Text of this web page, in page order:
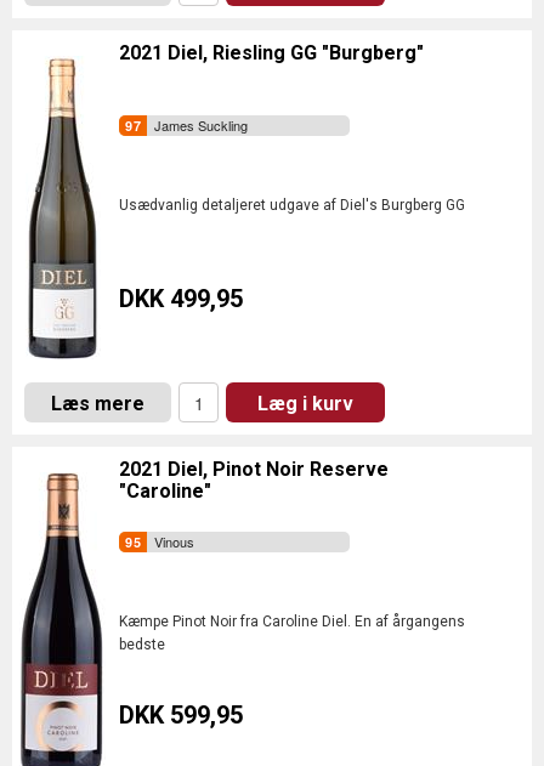
2021 Diel, Riesling GG "Burgberg"
James Suckling
Usædvanlig detaljeret udgave af Diel's Burgberg GG
DKK 499,95
Læs mere Læg i kurv
2021 Diel, Pinot Noir Reserve
"Caroline"
Vinous
Kæmpe Pinot Noir fra Caroline Diel. En af årgangens
bedste
DKK 599,95